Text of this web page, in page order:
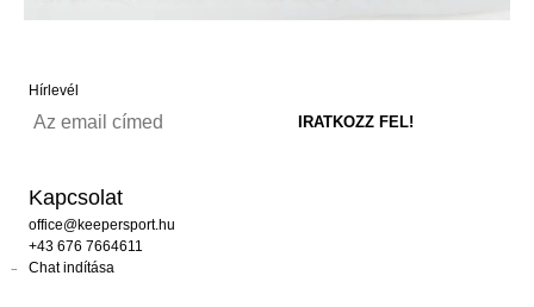
Hírlevél
Kapcsolat
office@keepersport.hu
+43 676 7664611
Chat indítása